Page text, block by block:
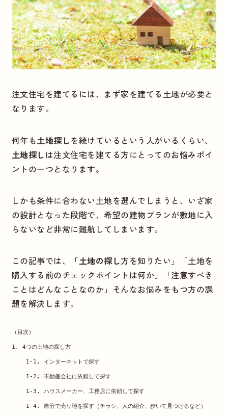
注文住宅を建てるには、まず家を建てる土地が必要と
なります。
何年も土地探しを続けているという人がいるくらい、
土地探し は注文住宅を建てる方にとってのお悩みポイ
ントの一つとなります。
しかも条件に合わない土地を選んでしまうと、いざ家
の設計となった段階で、希望の建物プランが敷地に入
らないなど非常に難航してしまいます。
この記事では、「土地の探し方を知りたい」「土地を
購入する前のチェックポイントは何か」「注意すべき
ことはどんなことなのか」そんなお悩みをもつ方の課
題を解決します。
（目次）
1, 4つの土地の探し方
1-1, インターネットで探す
1-2, 不動産会社に依頼して探す
1-3, ハウスメーカー、工務店に依頼して探す
1-4, 自分で売り地を探す（チラシ、人の紹介、歩いて見つけるなど）